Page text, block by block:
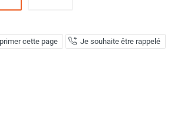
industriel à pales
de plafond design
Airius
cette page Je souhaite être rappelé